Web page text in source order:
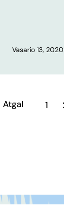
Vasario 13, 2020
Atgal 1